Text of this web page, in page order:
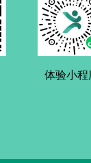
体验小程